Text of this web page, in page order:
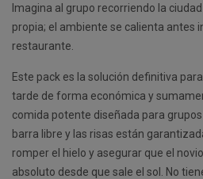
Imagina al grupo recorriendo la
propia; el ambiente se calienta antes
restaurante.
Este pack es la solución definitiva
tarde de forma económica y
comida potente diseñada para
barra libre y las risas están
romper el hielo y asegurar que el
absoluto desde que sale el sol. No